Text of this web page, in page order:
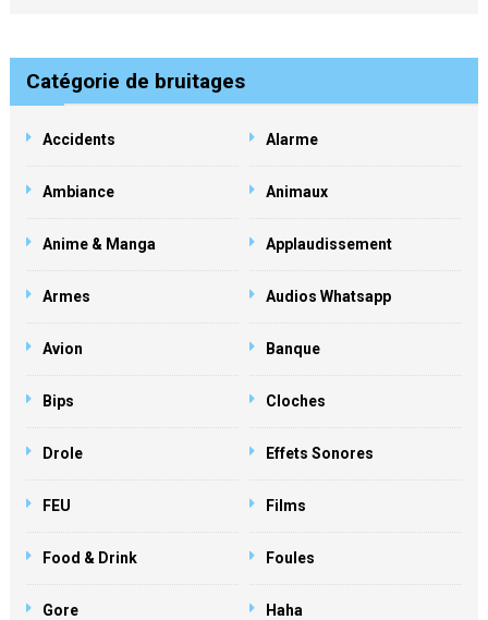
Catégorie de bruitages
Accidents Alarme
Ambiance Animaux
Anime & Manga Applaudissement
Armes Audios Whatsapp
Avion Banque
Bips Cloches
Drole Effets Sonores
FEU Films
Food & Drink Foules
Gore Haha